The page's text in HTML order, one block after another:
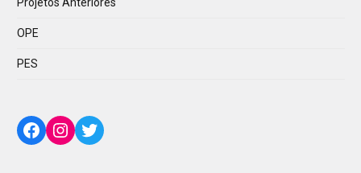
OPE
PES
Facebook
Instagram
Twitter